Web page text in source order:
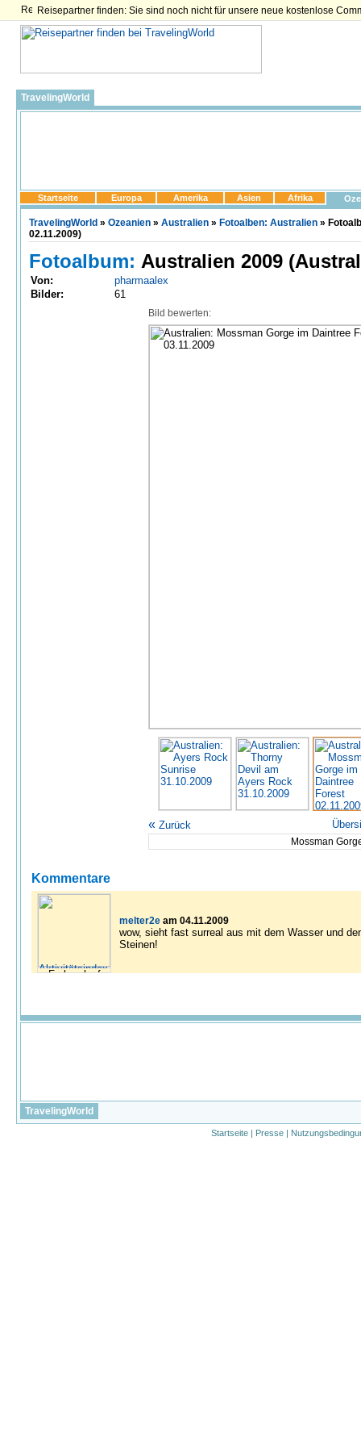
Reisepartner finden: Sie sind noch nicht für unsere neue kostenlose
TravelingWorld
Startseite Europa Amerika Asien Afrika
TravelingWorld » Ozeanien » Australien » Fotoalben: Australien »
02.11.2009)
Fotoalbum: Australien 2009
Von:
pharmaalex
Bilder:
61
Bild bewerten:
« Zurück
Mossman
Kommentare
melter2e am 04.11.2009
wow, sieht fast surreal aus mit dem Wasser und
Steinen!
TravelingWorld
Startseite | Presse |